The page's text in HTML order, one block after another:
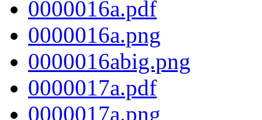
0000016a.pdf
0000016a.png
0000016abig.png
0000017a.pdf
0000017a.png